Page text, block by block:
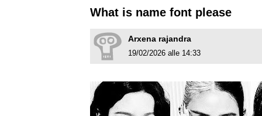
What is name font please
Arxena rajandra
19/02/2026 alle 14:33